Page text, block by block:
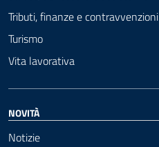
Tributi, finanze e contravvenzioni
Turismo
Vita lavorativa
NOVITÀ
Notizie